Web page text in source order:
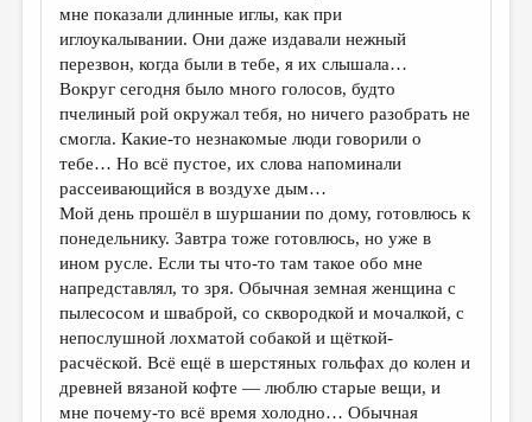
мне показали длинные иглы, как при
иглоукалывании. Они даже издавали нежный
перезвон, когда были в тебе, я их слышала…
Вокруг сегодня было много голосов, будто
пчелиный рой окружал тебя, но ничего разобрать не
смогла. Какие-то незнакомые люди говорили о
тебе… Но всё пустое, их слова напоминали
рассеивающийся в воздухе дым…
Мой день прошёл в шуршании по дому, готовлюсь к
понедельнику. Завтра тоже готовлюсь, но уже в
ином русле. Если ты что-то там такое обо мне
напредставлял, то зря. Обычная земная женщина с
пылесосом и шваброй, со сквородкой и мочалкой, с
непослушной лохматой собакой и щёткой-
расчёской. Всё ещё в шерстяных гольфах до колен и
древней вязаной кофте — люблю старые вещи, и
мне почему-то всё время холодно… Обычная